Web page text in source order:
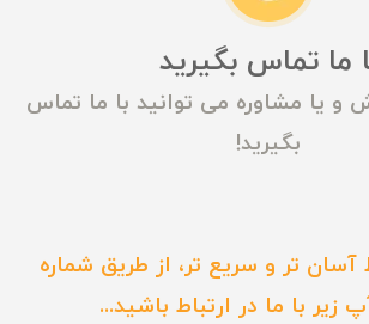
ما تماس بگیرید
و یا مشاوره می توانید با ما تماس
بگیرید!
آسان تر و سریع تر، از طریق شماره
زیر با ما در ارتباط باشید...